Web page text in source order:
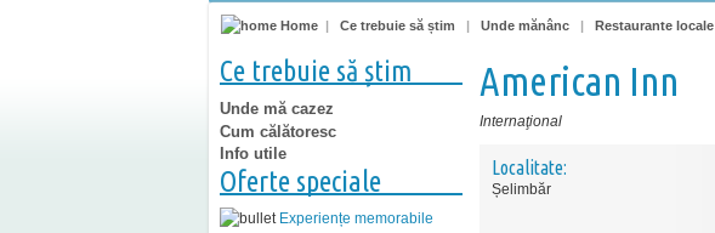
Home | Ce trebuie să știm | Unde mănânc | Restaurante locale
Ce trebuie să știm
Unde mă cazez
Cum călătoresc
Info utile
Oferte speciale
Experiențe memorabile
American Inn
Internaţional
Localitate:
Șelimbăr